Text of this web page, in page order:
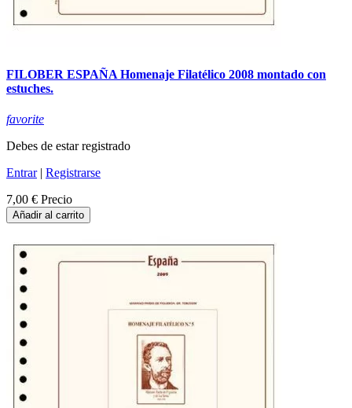
FILOBER ESPAÑA Homenaje Filatélico 2008 montado con
estuches.
favorite
Debes de estar registrado
Entrar| Registrarse
7,00 € Precio
Añadir al carrito